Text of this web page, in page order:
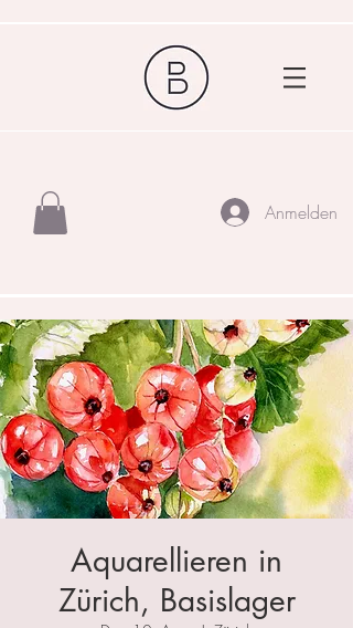
Anmelden
Aquarellieren in
Zürich, Basislager